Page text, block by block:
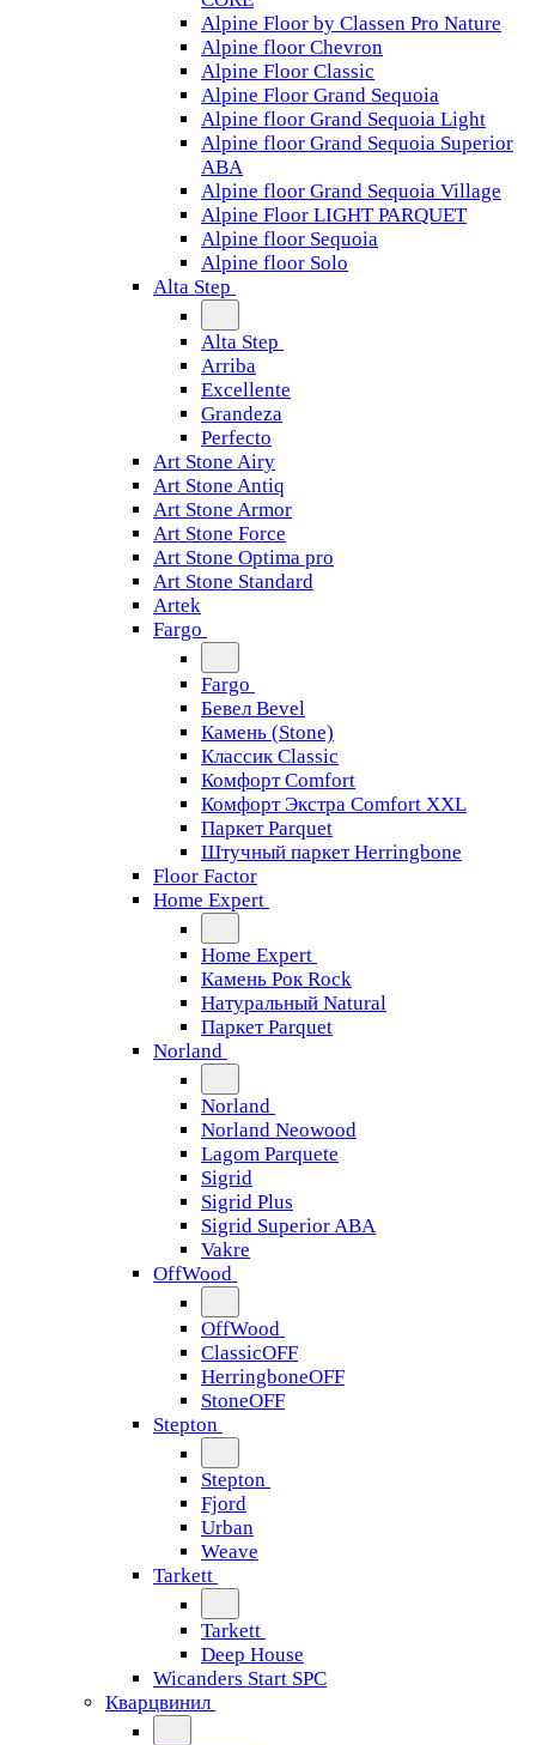
Alpine Floor by Classen Pro Nature
Alpine floor Chevron
Alpine Floor Classic
Alpine Floor Grand Sequoia
Alpine floor Grand Sequoia Light
Alpine floor Grand Sequoia Superior
ABA
Alpine floor Grand Sequoia Village
Alpine Floor LIGHT PARQUET
Alpine floor Sequoia
Alpine floor Solo
Alta Step
Alta Step
Arriba
Excellente
Grandeza
Perfecto
Art Stone Airy
Art Stone Antiq
Art Stone Armor
Art Stone Force
Art Stone Optima pro
Art Stone Standard
Artek
Fargo
Fargo
Бевел Bevel
Камень (Stone)
Классик Classic
Комфорт Comfort
Комфорт Экстра Comfort XXL
Паркет Parquet
Штучный паркет Herringbone
Floor Factor
Home Expert
Home Expert
Камень Рок Rock
Натуральный Natural
Паркет Parquet
Norland
Norland
Norland Neowood
Lagom Parquete
Sigrid
Sigrid Plus
Sigrid Superior ABA
Vakre
OffWood
OffWood
ClassicOFF
HerringboneOFF
StoneOFF
Stepton
Stepton
Fjord
Urban
Weave
Tarkett
Tarkett
Deep House
Wicanders Start SPC
Кварцвинил